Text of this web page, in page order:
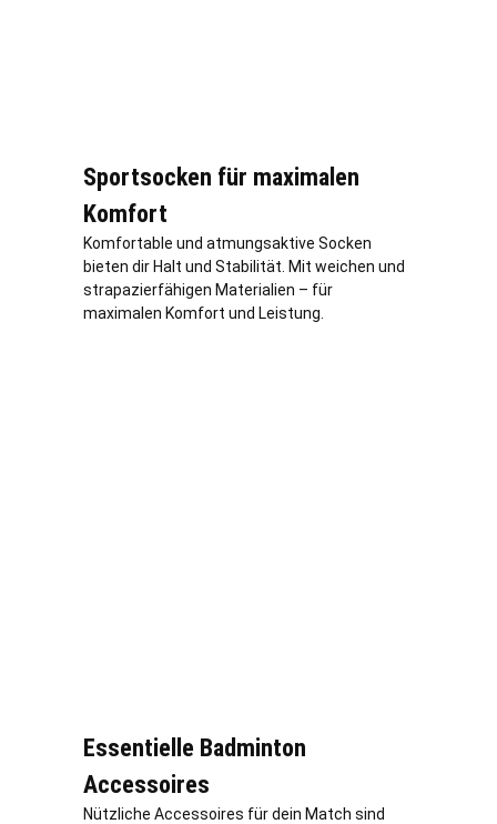
Sportsocken für maximalen
Komfort
Komfortable und atmungsaktive Socken
bieten dir Halt und Stabilität. Mit weichen und
strapazierfähigen Materialien – für
maximalen Komfort und Leistung.
Essentielle Badminton
Accessoires
Nützliche Accessoires für dein Match sind